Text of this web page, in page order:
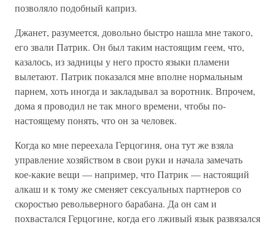
позволяло подобный каприз.
Джанет, разумеется, довольно быстро нашла мне такого,
его звали Патрик. Он был таким настоящим геем, что,
казалось, из задницы у него просто языки пламени
вылетают. Патрик показался мне вполне нормальным
парнем, хоть иногда и закладывал за воротник. Впрочем,
дома я проводил не так много времени, чтобы по-
настоящему понять, что он за человек.
Когда ко мне переехала Герцогиня, она тут же взяла
управление хозяйством в свои руки и начала замечать
кое-какие вещи — например, что Патрик — настоящий
алкаш и к тому же сменяет сексуальных партнеров со
скоростью револьверного барабана. Да он сам и
похвастался Герцогине, когда его лживый язык развязался